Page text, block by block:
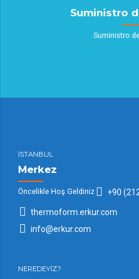
Suministro
Suministro
İSTANBUL
Merkez
Öncelikle Hoş Geldiniz +90
thermoform.erkur.com
info@erkur.com
NEREDEYİZ?